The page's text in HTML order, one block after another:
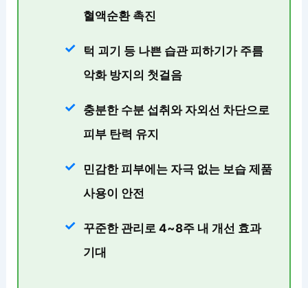
혈액순환 촉진
턱 괴기 등 나쁜 습관 피하기가 주름
악화 방지의 첫걸음
충분한 수분 섭취와 자외선 차단으로
피부 탄력 유지
민감한 피부에는 자극 없는 보습 제품
사용이 안전
꾸준한 관리로 4~8주 내 개선 효과
기대